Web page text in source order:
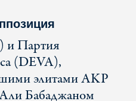
и Партия
(DEVA),
элитами AKP
Бабаджаном